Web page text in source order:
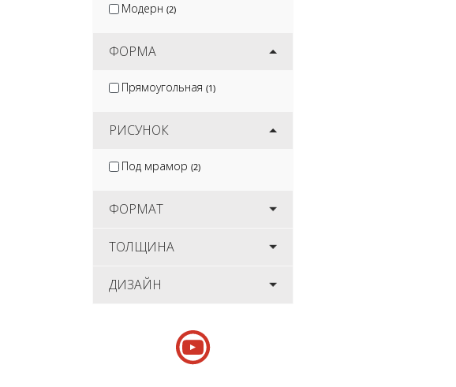
Модерн (2)
ФОРМА
Прямоугольная (1)
РИСУНОК
Под мрамор (2)
ФОРМАТ
ТОЛЩИНА
ДИЗАЙН